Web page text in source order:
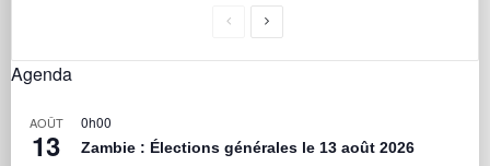
Agenda
AOÛT
13
0h00
Zambie : Élections générales le 13 août 2026